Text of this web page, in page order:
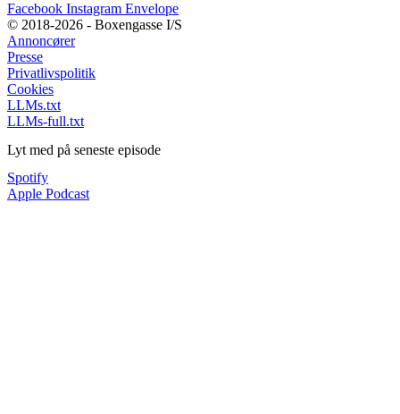
Facebook Instagram Envelope
© 2018-2026 - Boxengasse I/S
Annoncører
Presse
Privatlivspolitik
Cookies
LLMs.txt
LLMs-full.txt
Lyt med på seneste episode
Spotify
Apple Podcast